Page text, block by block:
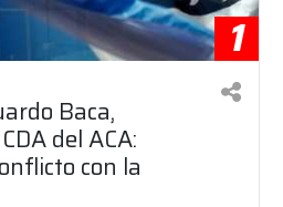
1
Baca,
del ACA:
con la